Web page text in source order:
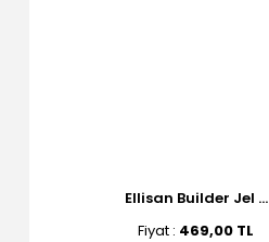
Ellisan Builder Jel ...
Fiyat : 469,00 TL